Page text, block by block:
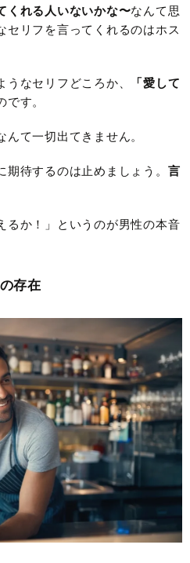
くれる人いないかな〜なんて思
セリフを言ってくれるのはホス
なセリフどころか、
「愛して
です。
て一切出てきません。
待するのは止めましょう。 言
るか！」というのが男性の本音
存在